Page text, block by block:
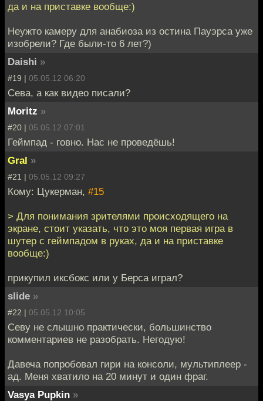
да и на приставке вообще:)
Неужто камеру для анабиоза из остина Пауэрса уже
изобрели? Где были-то 6 лет?)
Daishi »
#19 | 05.05.12 06:20
Сева, а как видео писали?
Moritz »
#20 | 05.05.12 07:01
Геймпад - говно. Нас не проведёшь!
Gral »
#21 | 05.05.12 09:27
Кому: Цукерман, #15
> Для понимания зрителями происходящего на
экране, стоит указать, что это моя первая игра в
шутер с геймпадом в руках, да и на приставке
вообще:)
прикупил иксбокс или у Берса играл?
slide »
#22 | 05.05.12 10:05
Севу не слышно практически, большинство
комментариев не разобрать. Негодую!
Давеча попробовал гири на консоли, мультиплеер -
ад. Меня хватило на 20 минут и один фраг.
Vasya Pupkin »